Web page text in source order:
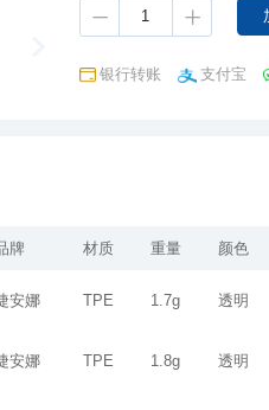
银行转账 支付宝
牌 材质 重量 颜色
安娜 TPE 1.7g 透明
安娜 TPE 1.8g 透明